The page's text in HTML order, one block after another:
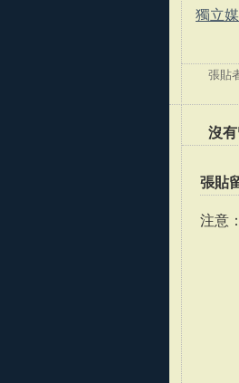
獨立
張貼
沒
張貼
注意